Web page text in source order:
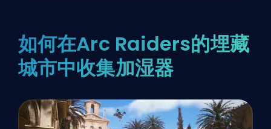
如何在Arc Raiders的埋藏
城市中收集加湿器